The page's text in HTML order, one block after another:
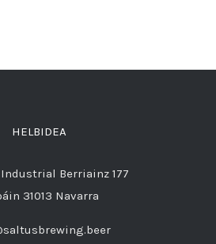
HELBIDEA
Berriainz 177
31013 Navarra